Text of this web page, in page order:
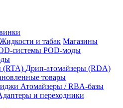
Жидкости и табак Магазины
системы POD-моды
(RTA) Дрип-атомайзеры (RDA)
товары
Атомайзеры / RBA-базы
и переходники